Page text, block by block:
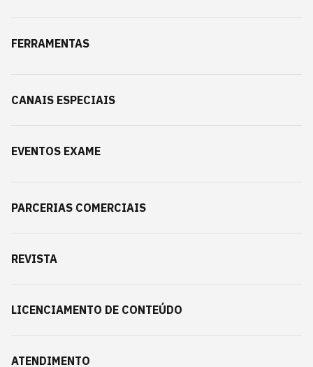
FERRAMENTAS
CANAIS ESPECIAIS
EVENTOS EXAME
PARCERIAS COMERCIAIS
REVISTA
LICENCIAMENTO DE CONTEÚDO
ATENDIMENTO